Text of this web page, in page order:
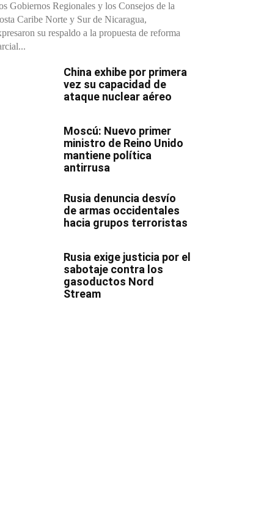
Gobiernos Regionales y los Consejos de la
Caribe Norte y Sur de Nicaragua,
su respaldo a la propuesta de reforma
China exhibe por primera
vez su capacidad de
ataque nuclear aéreo
Moscú: Nuevo primer
ministro de Reino Unido
mantiene política
antirrusa
Rusia denuncia desvío
de armas occidentales
hacia grupos terroristas
Rusia exige justicia por el
sabotaje contra los
gasoductos Nord
Stream